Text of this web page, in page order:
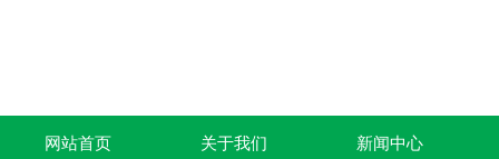
网站首页 关于我们 新闻中心